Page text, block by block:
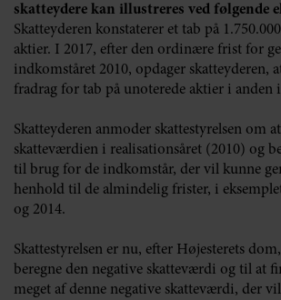
skatteydere kan illustreres ved følgende
Skatteyderen konstaterer et tab på
aktier. I 2017, efter den ordinære frist for
indkomståret 2010, opdager skatteyderen,
fradrag for tab på unoterede aktier i anden
Skatteyderen anmoder skattestyrelsen om
skatteværdien i realisationsåret (2010) og
til brug for de indkomstår, der vil kunne
henhold til de almindelig frister, i
og 2014.
Skattestyrelsen er nu, efter Højesterets
beregne den negative skatteværdi og til at
meget af denne negative skatteværdi, der